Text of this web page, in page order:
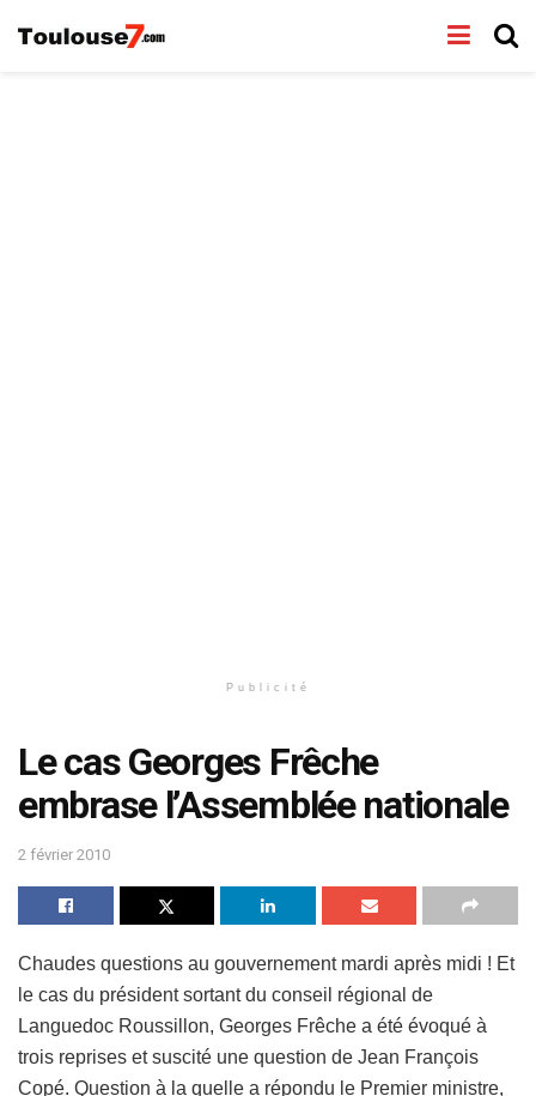
Publicité
Le cas Georges Frêche
embrase l’Assemblée nationale
2 février 2010
Chaudes questions au gouvernement mardi après midi ! Et
le cas du président sortant du conseil régional de
Languedoc Roussillon, Georges Frêche a été évoqué à
trois reprises et suscité une question de Jean François
Copé. Question à la quelle a répondu le Premier ministre,